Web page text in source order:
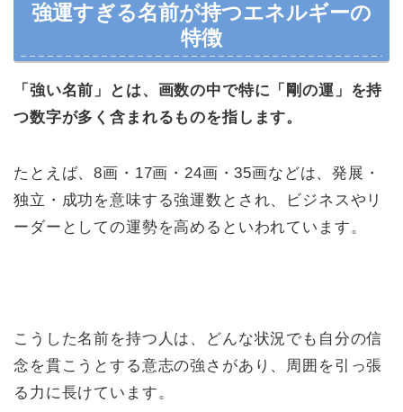
強運すぎる名前が持つエネルギーの
特徴
「強い名前」とは、画数の中で特に「剛の運」を持
つ数字が多く含まれるものを指します。
たとえば、8画・17画・24画・35画などは、発展・
独立・成功を意味する強運数とされ、ビジネスやリ
ーダーとしての運勢を高めるといわれています。
こうした名前を持つ人は、どんな状況でも自分の信
念を貫こうとする意志の強さがあり、周囲を引っ張
る力に長けています。